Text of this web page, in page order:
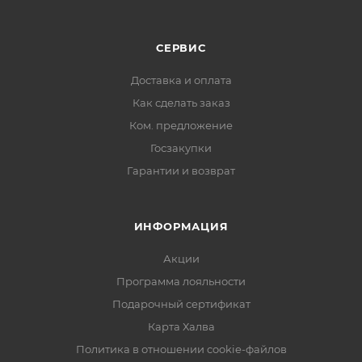
СЕРВИС
Доставка и оплата
Как сделать заказ
Ком. предложение
Госзакупки
Гарантии и возврат
ИНФОРМАЦИЯ
Акции
Программа лояльности
Подарочный сертификат
Карта Халва
Политика в отношении cookie-файлов